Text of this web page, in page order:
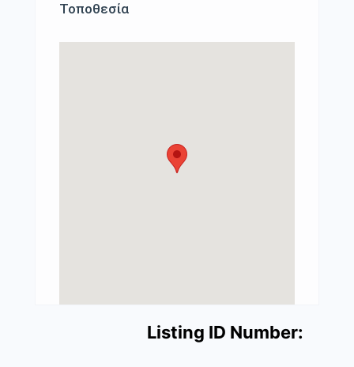
Τοποθεσία
Listing ID Number: